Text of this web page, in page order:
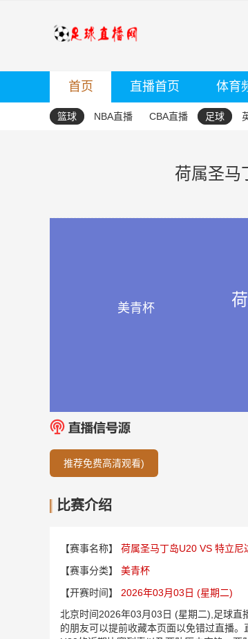
首页 直播首页 体育
篮球 NBA直播 CBA直播 足球
荷属圣马
美青杯
推荐免费高清观看)
比赛介绍
【赛事名称】
荷属圣马丁岛U20 VS 特立尼
【赛事分类】
美青杯
【开赛时间】
2026年03月03日 (星期二)
北京时间2026年03月03日 (星期二),足球直
的朋友可以提前收藏本页面以免错过直播